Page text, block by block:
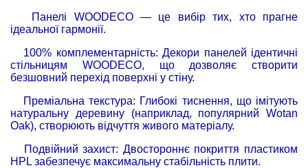
Панелі WOODECO — це вибір тих, хто прагне
ідеальної гармонії.
100% комплементарність: Декори панелей ідентичні
стільницям WOODECO, що дозволяє створити
безшовний перехід поверхні у стіну.
Преміальна текстура: Глибокі тиснення, що імітують
натуральну деревину (наприклад, популярний Wotan
Oak), створюють відчуття живого матеріалу.
Подвійний захист: Двостороннє покриття пластиком
HPL забезпечує максимальну стабільність плити.